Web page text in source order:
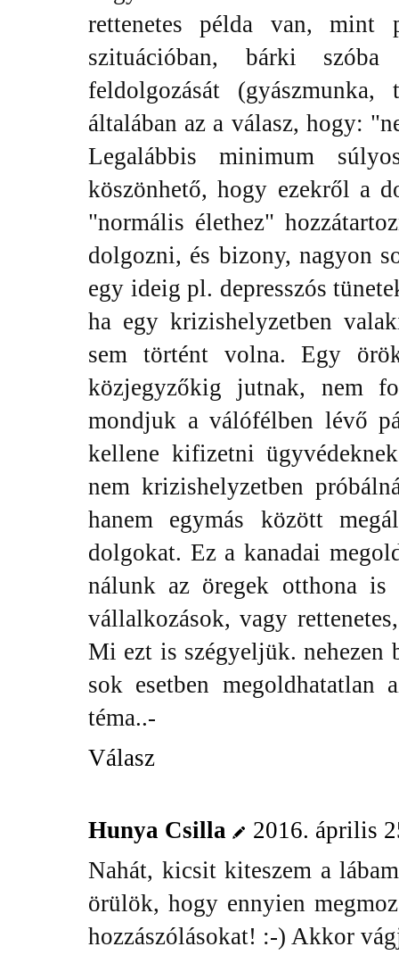
rettenetes példa van,
szituációban, bárki
feldolgozását
általában az a válasz, hogy:
Legalábbis minimum
köszönhető, hogy ezekről a
"normális élethez"
dolgozni, és bizony, nagyon
egy ideig pl. depresszós
ha egy krizishelyzetben
sem történt volna. Egy
közjegyzőkig jutnak, nem
mondjuk a válófélben lévő
kellene kifizetni
nem krizishelyzetben
hanem egymás között
dolgokat. Ez a kanadai
nálunk az öregek otthona
vállalkozások, vagy
Mi ezt is szégyeljük. nehezen
sok esetben
téma..-
Válasz
Hunya Csilla
2016. április
Nahát, kicsit kiteszem a
örülök, hogy ennyien
hozzászólásokat! :-) Akkor